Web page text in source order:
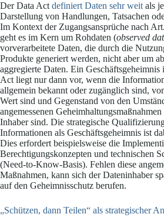
Der Data Act definiert Daten sehr weit als
Darstellung von Handlungen, Tatsachen
Im Kontext der Zugangsansprüche nach
geht es im Kern um Rohdaten (observed
vorverarbeitete Daten, die durch die
Produkte generiert werden, nicht aber um
aggregierte Daten. Ein Geschäftsgeheimnis
Act liegt nur dann vor, wenn die
allgemein bekannt oder zugänglich sind,
Wert sind und Gegenstand von den
angemessenen
Inhaber sind. Die strategische
Informationen als Geschäftsgeheimnis ist
Dies erfordert beispielsweise die
Berechtigungskonzepten und technischen
(Need-to-Know-Basis). Fehlen diese
Maßnahmen, kann sich der Dateninhaber
auf den Geheimnisschutz berufen.
„Schützen, dann Teilen“ als strategischer